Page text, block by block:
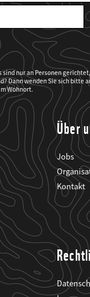
nur an Personen
Dann wenden Sie sich bitte
Wohnort.
Über
Jobs
Kontakt